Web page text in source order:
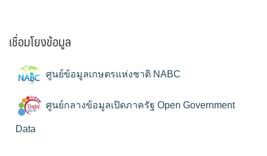
เชื่อมโยงข้อมูล
ศูนย์ข้อมูลเกษตรแห่งชาติ NABC
ศูนย์กลางข้อมูลเปิดภาครัฐ Open Government
Data